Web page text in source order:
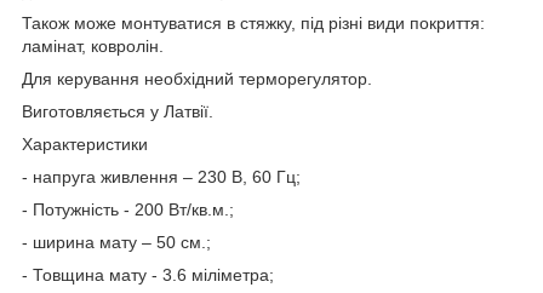
Також може монтуватися в стяжку, під різні види покриття:
ламінат, ковролін.
Для керування необхідний терморегулятор.
Виготовляється у Латвії.
Характеристики
- напруга живлення – 230 В, 60 Гц;
- Потужність - 200 Вт/кв.м.;
- ширина мату – 50 см.;
- Товщина мату - 3.6 міліметра;